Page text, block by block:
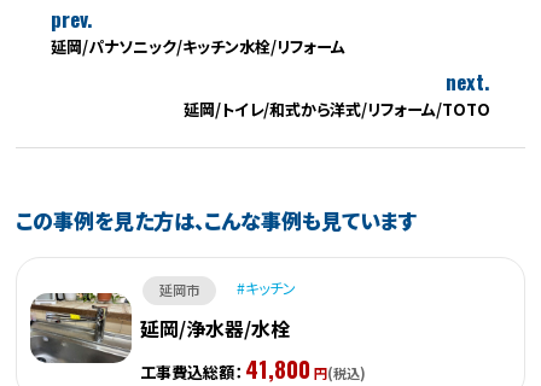
prev.
延岡/パナソニック/キッチン水栓/リフォーム
next.
延岡/トイレ/和式から洋式/リフォーム/TOTO
この事例を見た方は、こんな事例も見ています
延岡市 キッチン
延岡/浄水器/水栓
工事費込総額： 41,800 円(税込)